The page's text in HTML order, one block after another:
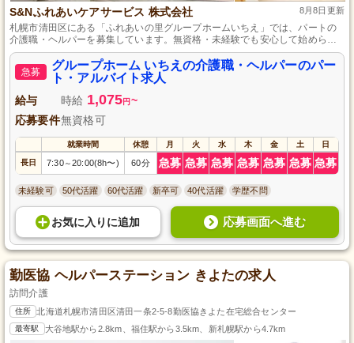
S&Nふれあいケアサービス 株式会社 8月8日更新
札幌市清田区にある「ふれあいの里グループホームいちえ」では、パートの
介護職・ヘルパーを募集しています。無資格・未経験でも安心して始められ
るよう、先輩スタッフが丁寧に指導します。社会保険完備と各種手当が充実
し、働きやすい環境が整っています。明るくアットホームな職場で、利用者
さまと一緒に温かい暮らしを提供しませんか？興味のある方はお気軽にご応
募ください。
急募
グループホーム いちえの介護職・ヘルパーのパー
ト・アルバイト求人
給与 時給 1,075円 ~
応募要件無資格可
就業時間 休憩 月 火 水 木 金 土 日
長日 7:30～20:00(8h〜) 60分 急募 急募 急募 急募 急募 急募 急募
未経験可 50代活躍 60代活躍 新卒可 40代活躍 学歴不問
お気に入り に追加 応募画面へ進む
勤医協 ヘルパーステーション きよたの求人
訪問介護
住所 北海道札幌市清田区清田一条2-5-8勤医協きよた在宅総合センター
最寄駅 大谷地駅から2.8km、福住駅から3.5km、新札幌駅から4.7km